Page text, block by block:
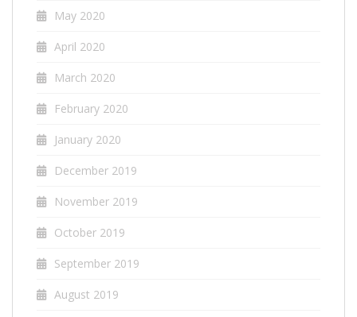
May 2020
April 2020
March 2020
February 2020
January 2020
December 2019
November 2019
October 2019
September 2019
August 2019